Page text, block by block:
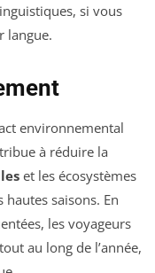
si vous
langue.
environnemental
à réduire la
et les écosystèmes
saisons. En
les voyageurs
au long de l’année,